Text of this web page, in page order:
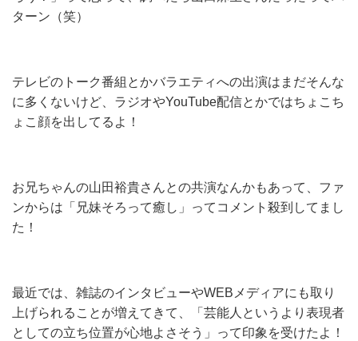
ターン（笑）
テレビのトーク番組とかバラエティへの出演はまだそんな
に多くないけど、ラジオやYouTube配信とかではちょこち
ょこ顔を出してるよ！
お兄ちゃんの山田裕貴さんとの共演なんかもあって、ファ
ンからは「兄妹そろって癒し」ってコメント殺到してまし
た！
最近では、雑誌のインタビューやWEBメディアにも取り
上げられることが増えてきて、「芸能人というより表現者
としての立ち位置が心地よさそう」って印象を受けたよ！